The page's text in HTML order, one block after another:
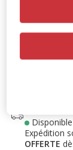
Options de
Retrait
Disponible
Retrait
Livraison
Disponible
Expédition
OFFERTE